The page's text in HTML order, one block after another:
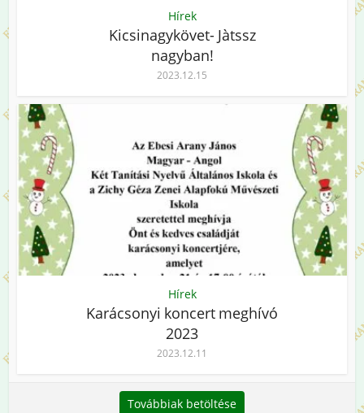
Hírek
Kicsinagykövet- Jàtssz
nagyban!
2023.12.15
Hírek
Karácsonyi koncert meghívó
2023
2023.12.11
Továbbiak betöltése